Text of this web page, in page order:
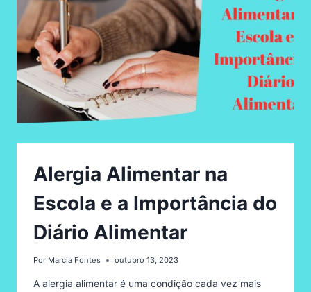
SÓ
ESTÁ
COMENDO
UM
ALIMENTO
DIFERENTE
Alergia Alimentar na
Escola e a Importância do
Diário Alimentar
Por Marcia Fontes outubro 13, 2023
A alergia alimentar é uma condição cada vez mais